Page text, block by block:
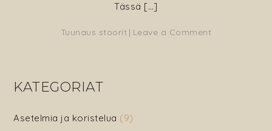
Tässä […]
Tuunaus stoorit Leave a Comment
KATEGORIAT
Asetelmia ja koristelua (9)